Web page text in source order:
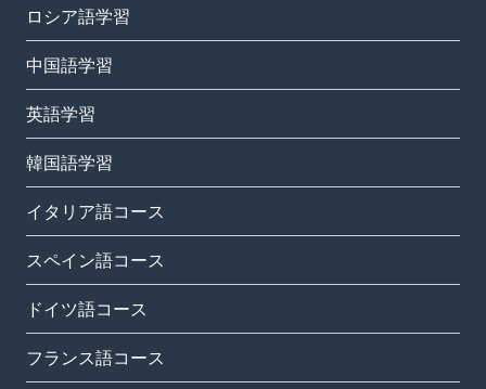
ロシア語学習
中国語学習
英語学習
韓国語学習
イタリア語コース
スペイン語コース
ドイツ語コース
フランス語コース